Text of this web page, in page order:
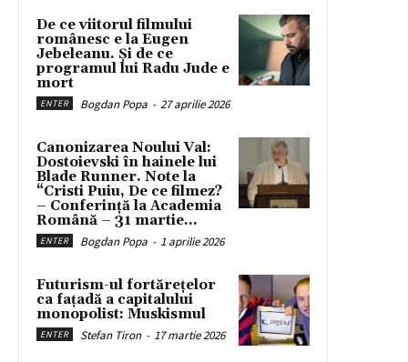
De ce viitorul filmului
românesc e la Eugen
Jebeleanu. Și de ce
programul lui Radu Jude e
mort
ENTER Bogdan Popa - 27 aprilie 2026
Canonizarea Noului Val:
Dostoievski în hainele lui
Blade Runner. Note la
“Cristi Puiu, De ce filmez?
– Conferință la Academia
Română – 31 martie...
ENTER Bogdan Popa - 1 aprilie 2026
Futurism-ul fortărețelor
ca fațadă a capitalului
monopolist: Muskismul
ENTER Stefan Tiron - 17 martie 2026